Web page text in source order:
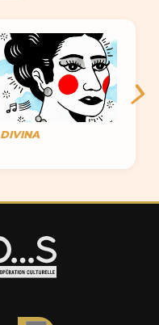
DIVINA